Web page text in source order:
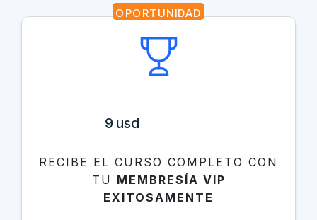
OPORTUNIDAD
9 usd
RECIBE EL CURSO COMPLETO CON
TU MEMBRESÍA VIP
EXITOSAMENTE